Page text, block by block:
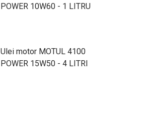
POWER 10W60 - 1 LITRU
Ulei motor MOTUL 4100
POWER 15W50 - 4 LITRI